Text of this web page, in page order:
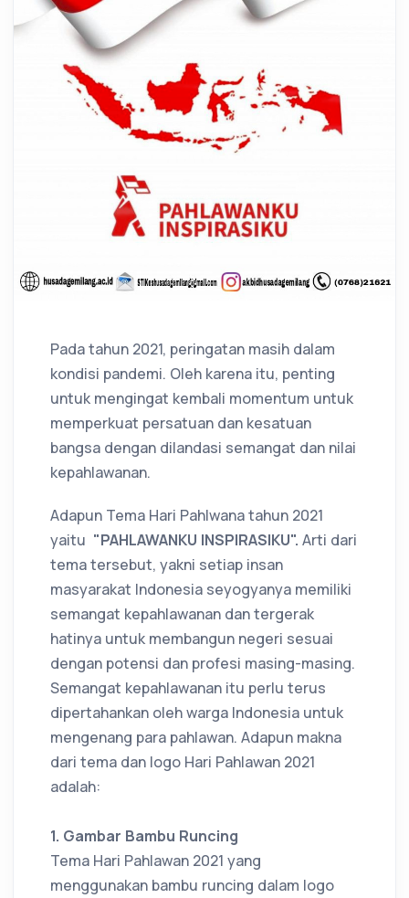
Pada tahun 2021, peringatan masih dalam
kondisi pandemi. Oleh karena itu, penting
untuk mengingat kembali momentum untuk
memperkuat persatuan dan kesatuan
bangsa dengan dilandasi semangat dan nilai
kepahlawanan.
Adapun Tema Hari Pahlwana tahun 2021
yaitu "PAHLAWANKU INSPIRASIKU". Arti dari
tema tersebut, yakni setiap insan
masyarakat Indonesia seyogyanya memiliki
semangat kepahlawanan dan tergerak
hatinya untuk membangun negeri sesuai
dengan potensi dan profesi masing-masing.
Semangat kepahlawanan itu perlu terus
dipertahankan oleh warga Indonesia untuk
mengenang para pahlawan. Adapun makna
dari tema dan logo Hari Pahlawan 2021
adalah:
1. Gambar Bambu Runcing
Tema Hari Pahlawan 2021 yang
menggunakan bambu runcing dalam logo